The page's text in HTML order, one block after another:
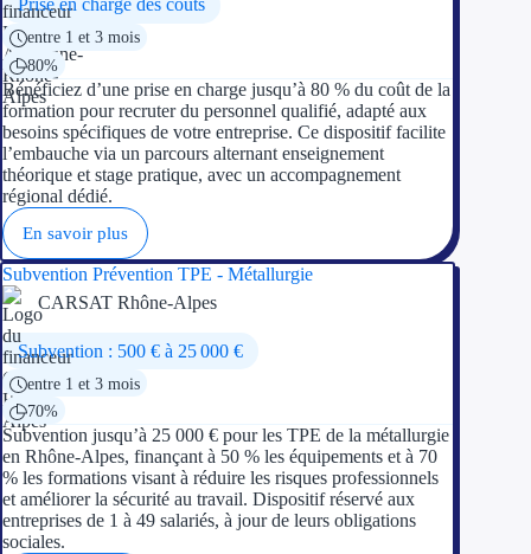
Régions de I à P
Aides Région Île-
Aides Région
Aides Région
Outre-mer
Prise en charge des coûts
entre 1 et 3 mois
80%
Bénéficiez d’une prise en charge jusqu’à 80 % du coût de la
formation pour recruter du personnel qualifié, adapté aux
besoins spécifiques de votre entreprise. Ce dispositif facilite
l’embauche via un parcours alternant enseignement
théorique et stage pratique, avec un accompagnement
régional dédié.
En savoir plus
Subvention Prévention TPE - Métallurgie
CARSAT Rhône-Alpes
Subvention : 500 € à 25 000 €
entre 1 et 3 mois
70%
Subvention jusqu’à 25 000 € pour les TPE de la métallurgie
en Rhône-Alpes, finançant à 50 % les équipements et à 70
% les formations visant à réduire les risques professionnels
et améliorer la sécurité au travail. Dispositif réservé aux
entreprises de 1 à 49 salariés, à jour de leurs obligations
sociales.